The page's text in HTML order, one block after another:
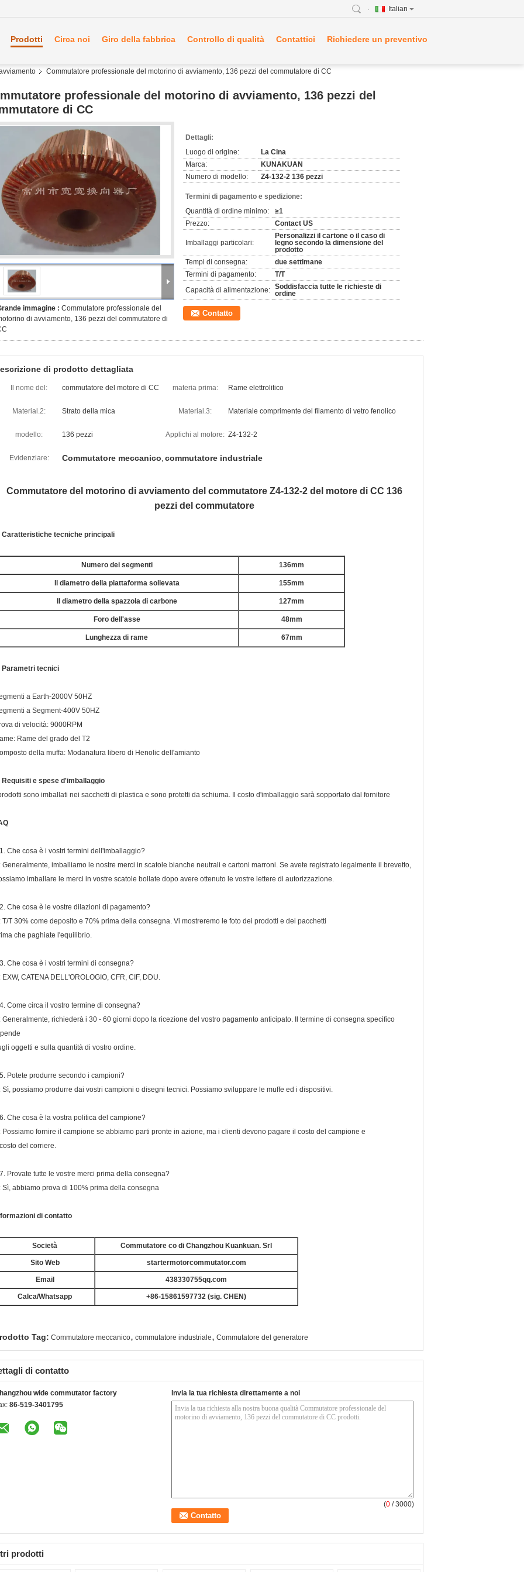
Italian
Prodotti Circa noi Giro della fabbrica Controllo di qualità Contattici Richiedere un preventivo
Commutatore professionale del motorino di avviamento, 136 pezzi del commutatore di CC
professionale del motorino di avviamento, 136 pezzi del
di CC
immagine : Commutatore professionale del
di avviamento, 136 pezzi del commutatore di
Dettagli:
Luogo di origine:
La Cina
Marca:
KUNAKUAN
Numero di modello:
Z4-132-2 136 pezzi
Termini di pagamento e spedizione:
Quantità di ordine minimo:
≥1
Prezzo:
Contact US
Imballaggi particolari:
Personalizzi il cartone o il caso di
legno secondo la dimensione del
prodotto
Tempi di consegna:
due settimane
Termini di pagamento:
T/T
Capacità di alimentazione: Soddisfaccia tutte le richieste di
ordine
Contatto
di prodotto dettagliata
Il nome del: commutatore del motore di CC materia prima: Rame elettrolitico
Material.2: Strato della mica Material.3: Materiale comprimente del filamento di vetro fenolico
modello: 136 pezzi Applichi al motore: Z4-132-2
Evidenziare: Commutatore meccanico, commutatore industriale
Commutatore del motorino di avviamento del commutatore Z4-132-2 del motore di CC 136
pezzi del commutatore
Caratteristiche tecniche principali
Numero dei segmenti 136mm
Il diametro della piattaforma sollevata 155mm
Il diametro della spazzola di carbone 127mm
Foro dell'asse 48mm
Lunghezza di rame 67mm
Parametri tecnici
a Earth-2000V 50HZ
a Segment-400V 50HZ
di velocità: 9000RPM
Rame del grado del T2
della muffa: Modanatura libero di Henolic dell'amianto
Requisiti e spese d'imballaggio
prodotti sono imballati nei sacchetti di plastica e sono protetti da schiuma. Il costo d'imballaggio sarà sopportato dal fornitore
Che cosa è i vostri termini dell'imballaggio?
Generalmente, imballiamo le nostre merci in scatole bianche neutrali e cartoni marroni. Se avete registrato legalmente il brevetto,
imballare le merci in vostre scatole bollate dopo avere ottenuto le vostre lettere di autorizzazione.
Che cosa è le vostre dilazioni di pagamento?
T/T 30% come deposito e 70% prima della consegna. Vi mostreremo le foto dei prodotti e dei pacchetti
che paghiate l'equilibrio.
Che cosa è i vostri termini di consegna?
EXW, CATENA DELL'OROLOGIO, CFR, CIF, DDU.
Come circa il vostro termine di consegna?
Generalmente, richiederà i 30 - 60 giorni dopo la ricezione del vostro pagamento anticipato. Il termine di consegna specifico
oggetti e sulla quantità di vostro ordine.
Potete produrre secondo i campioni?
Sì, possiamo produrre dai vostri campioni o disegni tecnici. Possiamo sviluppare le muffe ed i dispositivi.
Che cosa è la vostra politica del campione?
Possiamo fornire il campione se abbiamo parti pronte in azione, ma i clienti devono pagare il costo del campione e
del corriere.
Provate tutte le vostre merci prima della consegna?
Sì, abbiamo prova di 100% prima della consegna
di contatto
Società Commutatore co di Changzhou Kuankuan. Srl
Sito Web startermotorcommutator.com
Email 438330755qq.com
Calca/Whatsapp +86-15861597732 (sig. CHEN)
Tag: Commutatore meccanico, commutatore industriale, Commutatore del generatore
di contatto
wide commutator factory
86-519-3401795
Invia la tua richiesta direttamente a noi
(0 / 3000)
prodotti